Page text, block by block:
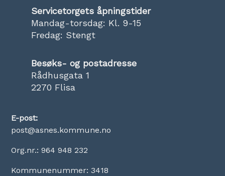
Servicetorgets åpningstider
Mandag-torsdag: Kl. 9-15
Fredag: Stengt
Besøks- og postadresse
Rådhusgata 1
2270 Flisa
E-post:
post@asnes.kommune.no
Org.nr.: 964 948 232
Kommunenummer: 3418